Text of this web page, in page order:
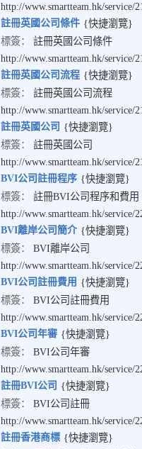
http://www.smartteam.hk/service/
註冊英國公司條件 {快捷瀏覽}
標簽：註冊英國公司條件
http://www.smartteam.hk/service/
註冊英國公司流程 {快捷瀏覽}
標簽：註冊英國公司流程
http://www.smartteam.hk/service/
註冊英國公司 {快捷瀏覽}
標簽：註冊英國公司
http://www.smartteam.hk/service/
BVI公司註冊程序 {快捷瀏覽}
標簽：註冊BVI公司程序和費用
http://www.smartteam.hk/service/
BVI離岸公司簡介 {快捷瀏覽}
標簽：BVI離岸公司
http://www.smartteam.hk/service/
BVI公司註冊費用 {快捷瀏覽}
標簽：BVI公司註冊費用
http://www.smartteam.hk/service/
BVI公司年審 {快捷瀏覽}
標簽：BVI公司年審
http://www.smartteam.hk/service/
註冊BVI公司 {快捷瀏覽}
標簽：BVI公司註冊
http://www.smartteam.hk/service/
註冊香港商標 {快捷瀏覽}